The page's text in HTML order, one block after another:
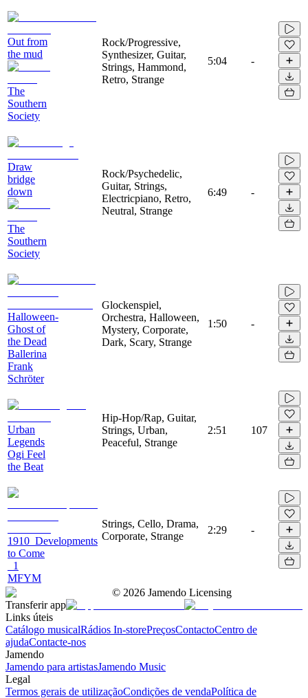
Out from
the mud
The
Southern
Society
Rock/Progressive,
Synthesizer, Guitar,
Strings, Hammond,
Retro, Strange
5:04 -
Draw
bridge
down
The
Southern
Society
Rock/Psychedelic,
Guitar, Strings,
Electricpiano, Retro,
Neutral, Strange
6:49 -
Halloween-
Ghost of
the Dead
Ballerina
Frank
Schröter
Glockenspiel,
Orchestra, Halloween,
Mystery, Corporate,
Dark, Scary, Strange
1:50 -
Urban
Legends
Ogi Feel
the Beat
Hip-Hop/Rap, Guitar,
Strings, Urban,
Peaceful, Strange
2:51 107
1910_Developments
to Come
_1
MFYM
Strings, Cello, Drama,
Corporate, Strange
2:29 -
© 2026 Jamendo Licensing
Transferir app
Links úteis
Catálogo musicalRádios In-storePreçosContactoCentro de
ajudaContacte-nos
Jamendo
Jamendo para artistasJamendo Music
Legal
Termos gerais de utilizaçãoCondições de vendaPolítica de